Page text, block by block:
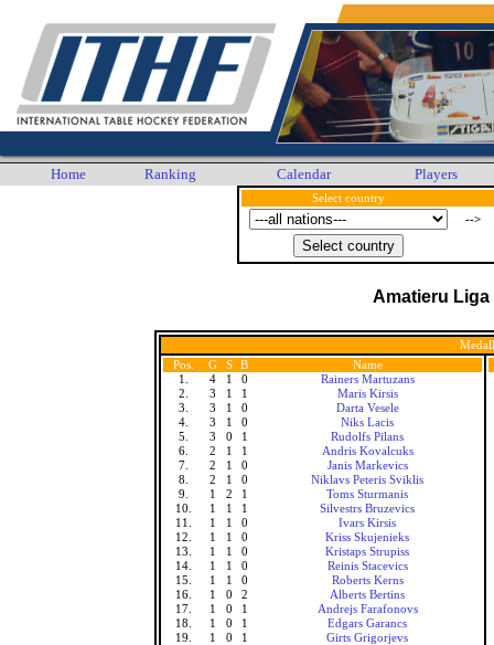
Home Ranking Calendar Players
Select country
-->
Amatieru Liga
Pos.
G S B
Name
1.
4 1 0
Rainers Martuzans
2.
3 1 1
Maris Kirsis
3.
3 1 0
Darta Vesele
4.
3 1 0
Niks Lacis
5.
3 0 1
Rudolfs Pilans
6.
2 1 1
Andris Kovalcuks
7.
2 1 0
Janis Markevics
8.
2 1 0
Niklavs Peteris Sviklis
9.
1 2 1
Toms Sturmanis
10.
1 1 1
Silvestrs Bruzevics
11.
1 1 0
Ivars Kirsis
12.
1 1 0
Kriss Skujenieks
13.
1 1 0
Kristaps Strupiss
14.
1 1 0
Reinis Stacevics
15.
1 1 0
Roberts Kerns
16.
1 0 2
Alberts Bertins
17.
1 0 1
Andrejs Farafonovs
18.
1 0 1
Edgars Garancs
19.
1 0 1
Girts Grigorjevs